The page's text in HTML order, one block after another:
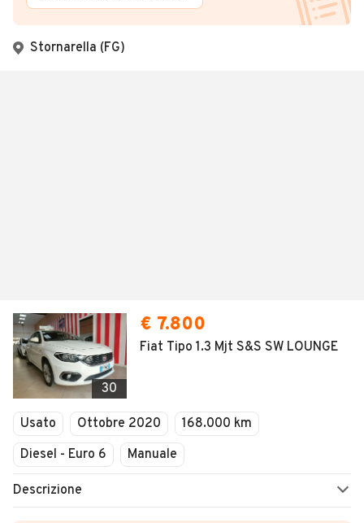
Stornarella (FG)
30
€ 7.800
Fiat Tipo 1.3 Mjt S&S SW LOUNGE
Usato Ottobre 2020
168.000 km
Diesel - Euro 6
Manuale
Descrizione